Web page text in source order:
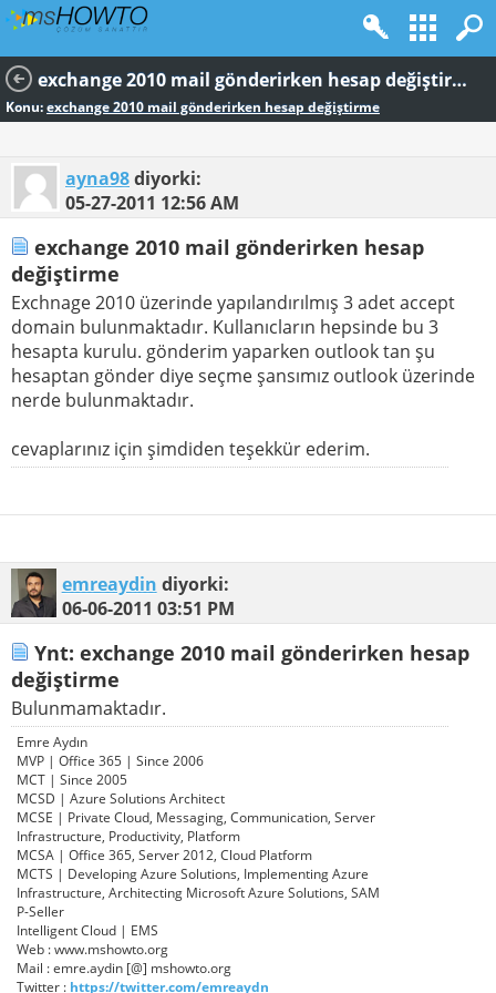
exchange 2010 mail gönderirken hesap değiştirme
Konu:exchange 2010 mail gönderirken hesap değiştirme
ayna98diyorki:
05-27-2011 12:56 AM
exchange 2010 mail gönderirken hesap
değiştirme
Exchnage 2010 üzerinde yapılandırılmış 3 adet accept
domain bulunmaktadır. Kullanıcların hepsinde bu 3
hesapta kurulu. gönderim yaparken outlook tan şu
hesaptan gönder diye seçme şansımız outlook üzerinde
nerde bulunmaktadır.
cevaplarınız için şimdiden teşekkür ederim.
emreaydin diyorki:
06-06-2011 03:51 PM
Ynt: exchange 2010 mail gönderirken hesap
değiştirme
Bulunmamaktadır.
Emre Aydın
MVP | Office 365 | Since 2006
MCT | Since 2005
MCSD | Azure Solutions Architect
MCSE | Private Cloud, Messaging, Communication, Server
Infrastructure, Productivity, Platform
MCSA | Office 365, Server 2012, Cloud Platform
MCTS | Developing Azure Solutions, Implementing Azure
Infrastructure, Architecting Microsoft Azure Solutions, SAM
P-Seller
Intelligent Cloud | EMS
Web : www.mshowto.org
Mail : emre.aydin [@] mshowto.org
Twitter : https://twitter.com/emreaydn